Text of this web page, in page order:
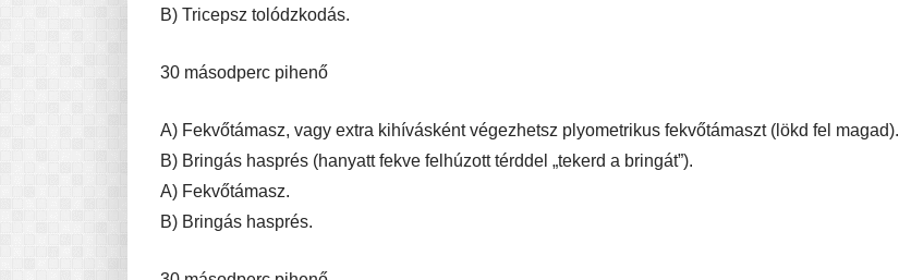
B) Tricepsz tolódzkodás.
30 másodperc pihenő
A) Fekvőtámasz, vagy extra kihívásként végezhetsz plyometrikus fekvőtámaszt (lökd fel magad).
B) Bringás hasprés (hanyatt fekve felhúzott térddel „tekerd a bringát”).
A) Fekvőtámasz.
B) Bringás hasprés.